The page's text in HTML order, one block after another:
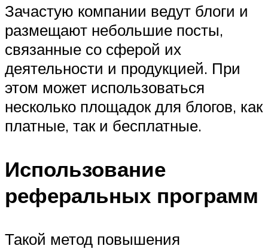
Зачастую компании ведут блоги и
размещают небольшие посты,
связанные со сферой их
деятельности и продукцией. При
этом может использоваться
несколько площадок для блогов, как
платные, так и бесплатные.
Использование
реферальных программ
Такой метод повышения